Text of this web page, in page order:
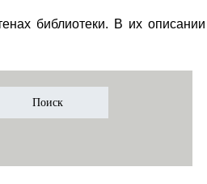
библиотеки. В их описании